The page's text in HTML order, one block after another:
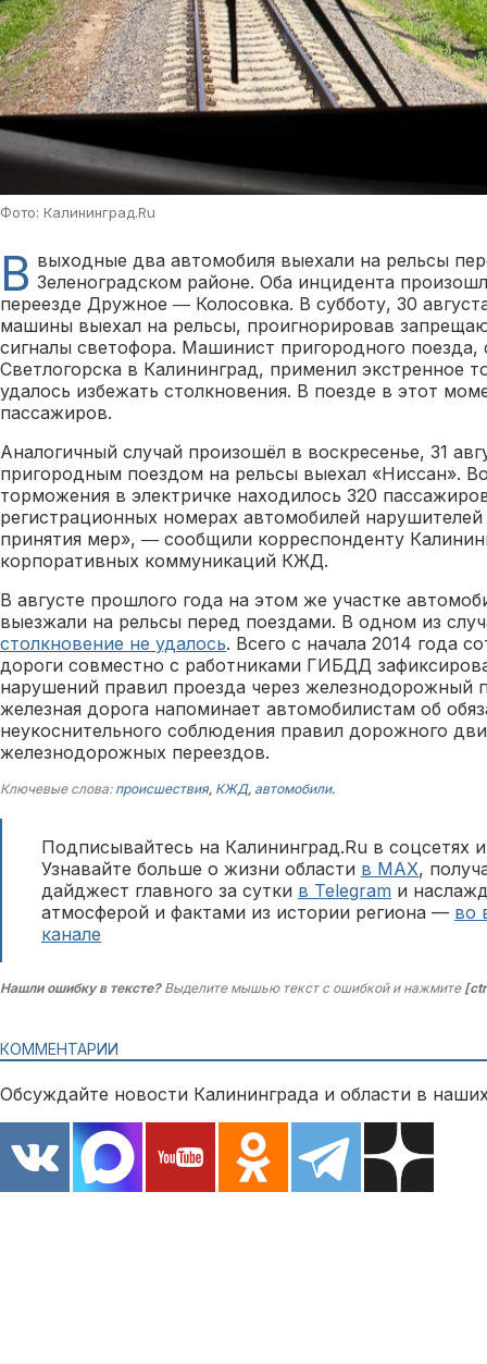
Фото: Калининград.Ru
В выходные два автомобиля выехали на рельсы
Зеленоградском районе. Оба инцидента
переезде Дружное ― Колосовка. В субботу, 30
машины выехал на рельсы, проигнорировав
сигналы светофора. Машинист пригородного поезда,
Светлогорска в Калининград, применил экстренное
удалось избежать столкновения. В поезде в этот
пассажиров.
Аналогичный случай произошёл в воскресенье, 31
пригородным поездом на рельсы выехал «Ниссан».
торможения в электричке находилось 320
регистрационных номерах автомобилей
принятия мер», ― сообщили корреспонденту
корпоративных коммуникаций КЖД.
В августе прошлого года на этом же участке
выезжали на рельсы перед поездами. В одном из
столкновение не удалось. Всего с начала 2014 года
дороги совместно с работниками ГИБДД
нарушений правил проезда через железнодорожный
железная дорога напоминает автомобилистам об
неукоснительного соблюдения правил дорожного
железнодорожных переездов.
Ключевые слова: происшествия, КЖД, автомобили.
Подписывайтесь на Калининград.Ru в соцсетях
Узнавайте больше о жизни области в MAX,
дайджест главного за сутки в Telegram и
атмосферой и фактами из истории региона — во
канале
Нашли ошибку в тексте?Выделите мышью текст с ошибкой и нажмите
КОММЕНТАРИИ
Обсуждайте новости Калининграда и области в